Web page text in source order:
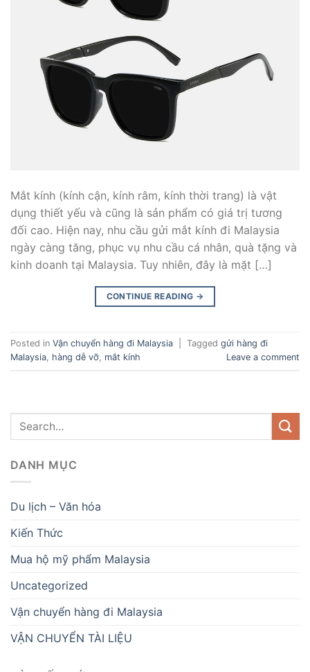
Mắt kính (kính cận, kính râm, kính thời trang) là vật
dụng thiết yếu và cũng là sản phẩm có giá trị tương
đối cao. Hiện nay, nhu cầu gửi mắt kính đi Malaysia
ngày càng tăng, phục vụ nhu cầu cá nhân, quà tặng và
kinh doanh tại Malaysia. Tuy nhiên, đây là mặt […]
CONTINUE READING →
Posted in Vận chuyển hàng đi Malaysia Tagged gửi hàng đi
Malaysia hàng dễ vỡ mắt kính Leave a comment
DANH MỤC
Du lịch – Văn hóa
Kiến Thức
Mua hộ mỹ phẩm Malaysia
Uncategorized
Vận chuyển hàng đi Malaysia
VẬN CHUYỂN TÀI LIỆU